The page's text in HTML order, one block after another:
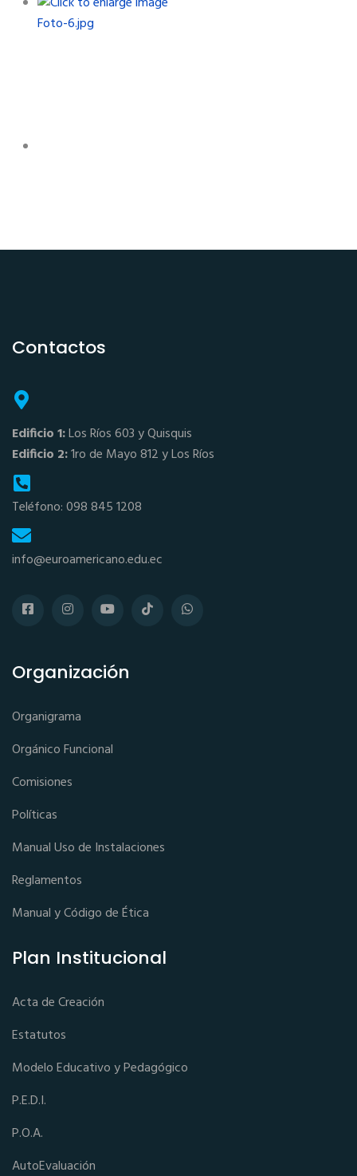
Contactos
Edificio 1:Los Ríos 603 y Quisquis
Edificio 2:1ro de Mayo 812 y Los Ríos
Teléfono: 098 845 1208
info@euroamericano.edu.ec
Organización
Organigrama
Orgánico Funcional
Comisiones
Políticas
Manual Uso de Instalaciones
Reglamentos
Manual y Código de Ética
Plan Institucional
Acta de Creación
Estatutos
Modelo Educativo y Pedagógico
P.E.D.I.
P.O.A.
AutoEvaluación